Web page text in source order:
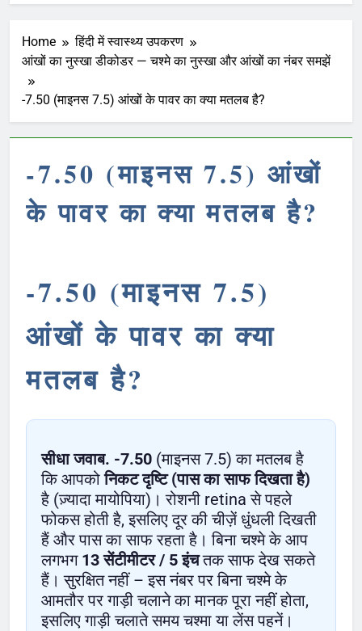
Home
हिंदी में स्वास्थ्य उपकरण
आंखों का नुस्खा डीकोडर — चश्मे का नुस्खा और आंखों का नंबर समझें
-7.50 (माइनस 7.5) आंखों के पावर का क्या मतलब है?
-7.50 (माइनस 7.5) आंखों
के पावर का क्या मतलब है?
-7.50 (माइनस 7.5)
आंखों के पावर का क्या
मतलब है?
सीधा जवाब. -7.50 (माइनस 7.5) का मतलब है
कि आपकोनिकट दृष्टि (पास का साफ दिखता है)
है (ज़्यादा मायोपिया)। रोशनी retina से पहले
फोकस होती है, इसलिए दूर की चीज़ें धुंधली दिखती
हैं और पास का साफ रहता है। बिना चश्मे के आप
लगभग 13 सेंटीमीटर / 5 इंचतक साफ देख सकते
हैं। सुरक्षित नहीं – इस नंबर पर बिना चश्मे के
आमतौर पर गाड़ी चलाने का मानक पूरा नहीं होता,
इसलिए गाड़ी चलाते समय चश्मा या लेंस पहनें।